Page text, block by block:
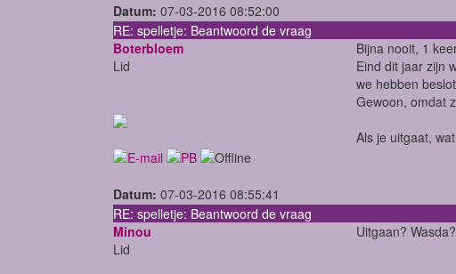
Datum: 07-03-2016 08:52:00
RE: spelletje: Beantwoord de vraag
Boterbloem
Lid
Bijna nooit, 1
Eind dit jaar zijn
we hebben
Gewoon, omdat
Als je uitgaat,
Datum: 07-03-2016 08:55:41
RE: spelletje: Beantwoord de vraag
Minou
Lid
Uitgaan?